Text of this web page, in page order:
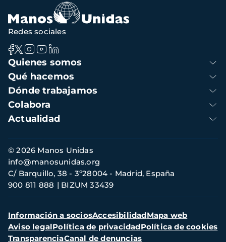
Navegación
principal
Quienes somos
Qué hacemos
Dónde trabajamos
Colabora
Actualidad
Redes sociales
Información
de
contacto
© 2026 Manos Unidas
C/ Barquillo, 38 - 3º28004 - Madrid, España
900 811 888
BIZUM 33439
info@manosunidas.org
Menú
secundario
Información a sociosAccesibilidadMapa web
Aviso legalPolítica de privacidadPolítica de cookies
TransparenciaCanal de denuncias